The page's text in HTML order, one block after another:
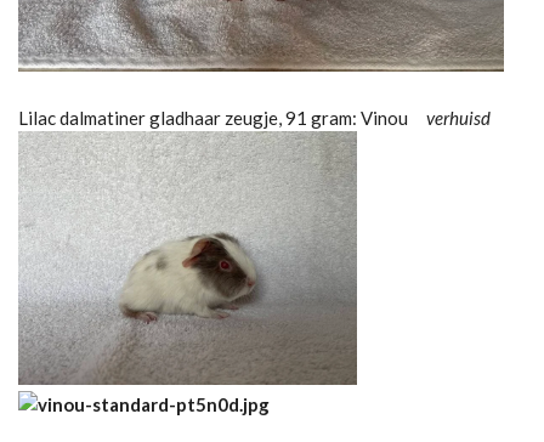
Lilac dalmatiner gladhaar zeugje, 91 gram: Vinou verhuisd